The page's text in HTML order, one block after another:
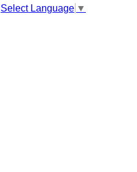
Select Language ▼